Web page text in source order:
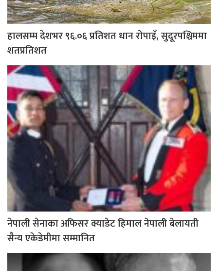
हालसम्म देशभर ९६.०६ प्रतिशत धान रोपाइँ, सुदूरपश्चिममा
शतप्रतिशत
नेपाली सेनाका अफिसर क्याडेट हिमाल नेपाली बेलायती
सैन्य एकेडेमीमा सम्मानित